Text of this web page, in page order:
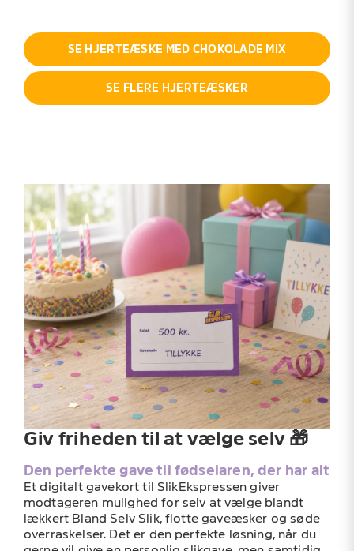
SE HJERTEÆSKE MED CHOKOLADE MIX
SE FLERE HJERTEÆSKER
Giv friheden til at vælge selv 🎁
Den perfekte gave til fødselaren, der har alt
Et digitalt gavekort til SlikEkspressen giver
modtageren mulighed for selv at vælge blandt
lækkert Bland Selv Slik, flotte gaveæsker og søde
overraskelser. Det er den perfekte løsning, når du